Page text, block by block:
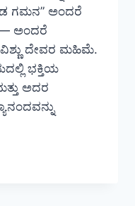
ಗಮನ” ಅಂದರೆ
ಅಂದರೆ
ದೇವರ ಮಹಿಮೆ.
ಭಕ್ತಿಯ
ಅದರ